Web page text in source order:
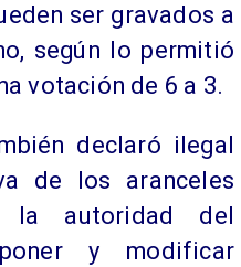
ser gravados a
según lo permitió
votación de 6 a 3.
declaró ilegal
de los aranceles
la autoridad del
y modificar